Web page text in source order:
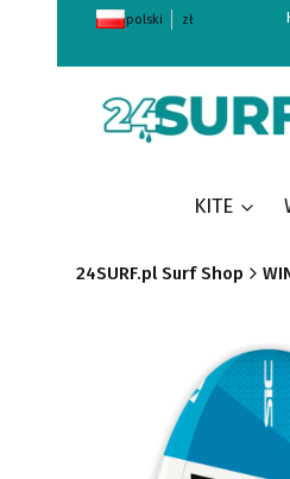
polski zł
KITE
24SURF.pl Surf Shop